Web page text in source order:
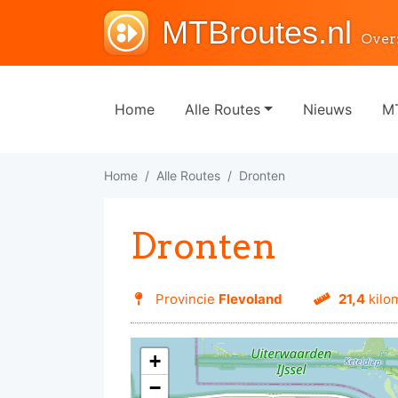
MTBroutes.nl
Home Alle Routes Nieuws
Home Alle Routes Dronten
Dronten
Provincie Flevoland 21,4
+
−